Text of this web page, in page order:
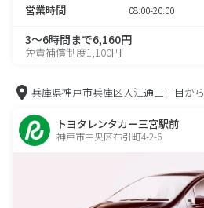
営業時間 08:00-20:00
3～6時間まで6,160円
免責補償制度1,100円
兵庫県神戸市兵庫区入江通三丁目から
トヨタレンタカー三宮駅前
神戸市中央区布引町4-2-6